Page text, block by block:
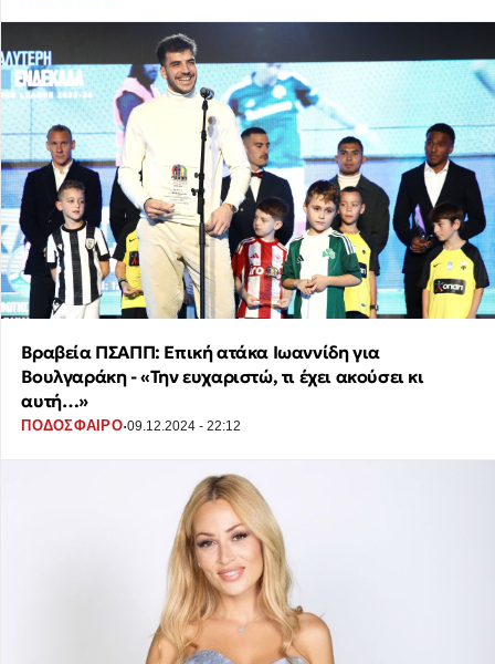
Βραβεία ΠΣΑΠΠ: Επική ατάκα Ιωαννίδη για
Βουλγαράκη - «Την ευχαριστώ, τι έχει ακούσει κι
αυτή…»
ΠΟΔΟΣΦΑΙΡΟ·09.12.2024 - 22:12